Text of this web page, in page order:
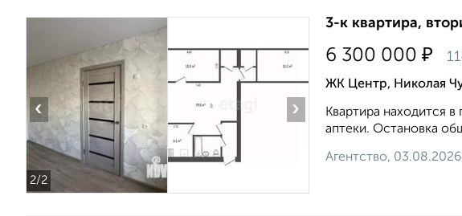
2/2
‹ ›
3-к квартира,
6 300 000 ₽
ЖК Центр, Николая
Квартира находится
аптеки. Остановка
Агентство, 03.08.2026